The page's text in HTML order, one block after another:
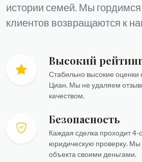
истории семей. Мы гордимся
клиентов возвращаются к
Высокий рейтинг
Стабильно высокие оценки
Циан. Мы не удаляем
качеством.
Безопасность
Каждая сделка проходит 4-
юридическую проверку. Мы
объекта своими деньгами.